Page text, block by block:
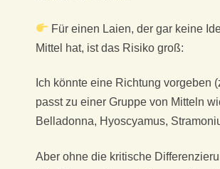
Für einen Laien, der gar keine
Mittel hat, ist das Risiko groß:
Ich könnte eine Richtung vorgeben
passt zu einer Gruppe von Mitteln
Belladonna, Hyoscyamus,
Aber ohne die kritische